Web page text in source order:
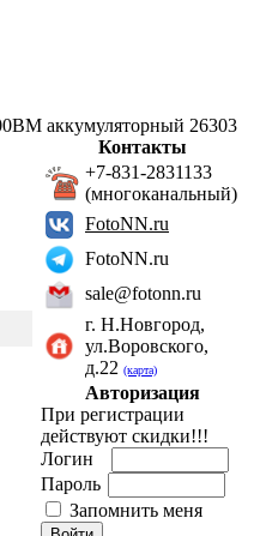
аккумуляторный 26303
Контакты
+7-831-2831133
(многоканальный)
FotoNN.ru
FotoNN.ru
sale@fotonn.ru
г. Н.Новгород,
ул.Воровского,
д.22 (карта)
Авторизация
При регистрации
действуют скидки!!!
Логин
Пароль
Запомнить меня